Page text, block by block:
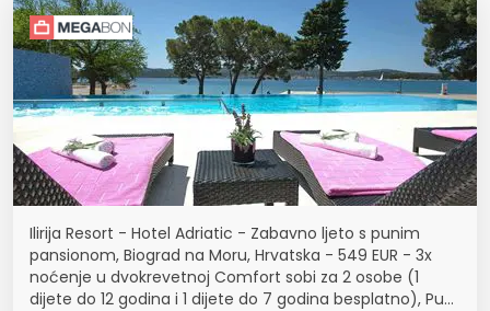
Ilirija Resort - Hotel Adriatic - Zabavno ljeto s punim
pansionom, Biograd na Moru, Hrvatska - 549 EUR - 3x
noćenje u dvokrevetnoj Comfort sobi za 2 osobe (1
dijete do 12 godina i 1 dijete do 7 godina besplatno), Puni